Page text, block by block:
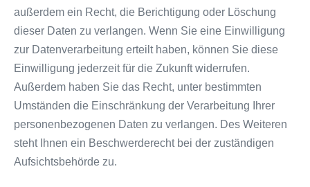
außerdem ein Recht, die Berichtigung oder Löschung
dieser Daten zu verlangen. Wenn Sie eine Einwilligung
zur Datenverarbeitung erteilt haben, können Sie diese
Einwilligung jederzeit für die Zukunft widerrufen.
Außerdem haben Sie das Recht, unter bestimmten
Umständen die Einschränkung der Verarbeitung Ihrer
personenbezogenen Daten zu verlangen. Des Weiteren
steht Ihnen ein Beschwerderecht bei der zuständigen
Aufsichtsbehörde zu.